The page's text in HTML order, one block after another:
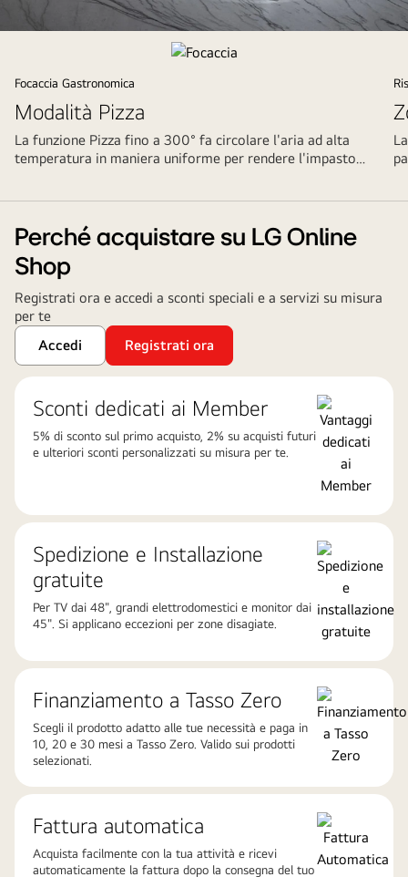
cucina
Focaccia Gastronomica
Modalità Pizza
La funzione Pizza fino a 300° fa circolare l'aria ad alta
temperatura in maniera uniforme per rendere l'impasto
Perché acquistare su LG Online
Shop
Registrati ora e accedi a sconti speciali e a servizi su misura
per te
Accedi
Registrati ora
Sconti dedicati ai Member
5% di sconto sul primo acquisto, 2% su acquisti futuri
e ulteriori sconti personalizzati su misura per te.
Spedizione e Installazione
gratuite
Per TV dai 48", grandi elettrodomestici e monitor dai
45". Si applicano eccezioni per zone disagiate.
Finanziamento a Tasso Zero
Scegli il prodotto adatto alle tue necessità e paga in
10, 20 e 30 mesi a Tasso Zero. Valido sui prodotti
selezionati.
Fattura automatica
Acquista facilmente con la tua attività e ricevi
automaticamente la fattura dopo la consegna del tuo